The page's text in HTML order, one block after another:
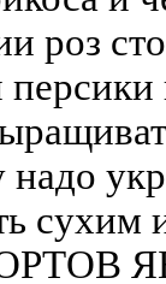
роз
сухим